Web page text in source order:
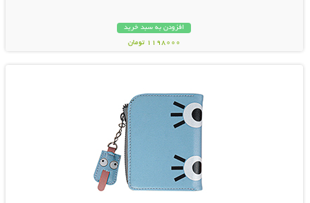
افزودن به سبد خرید
1198000 تومان